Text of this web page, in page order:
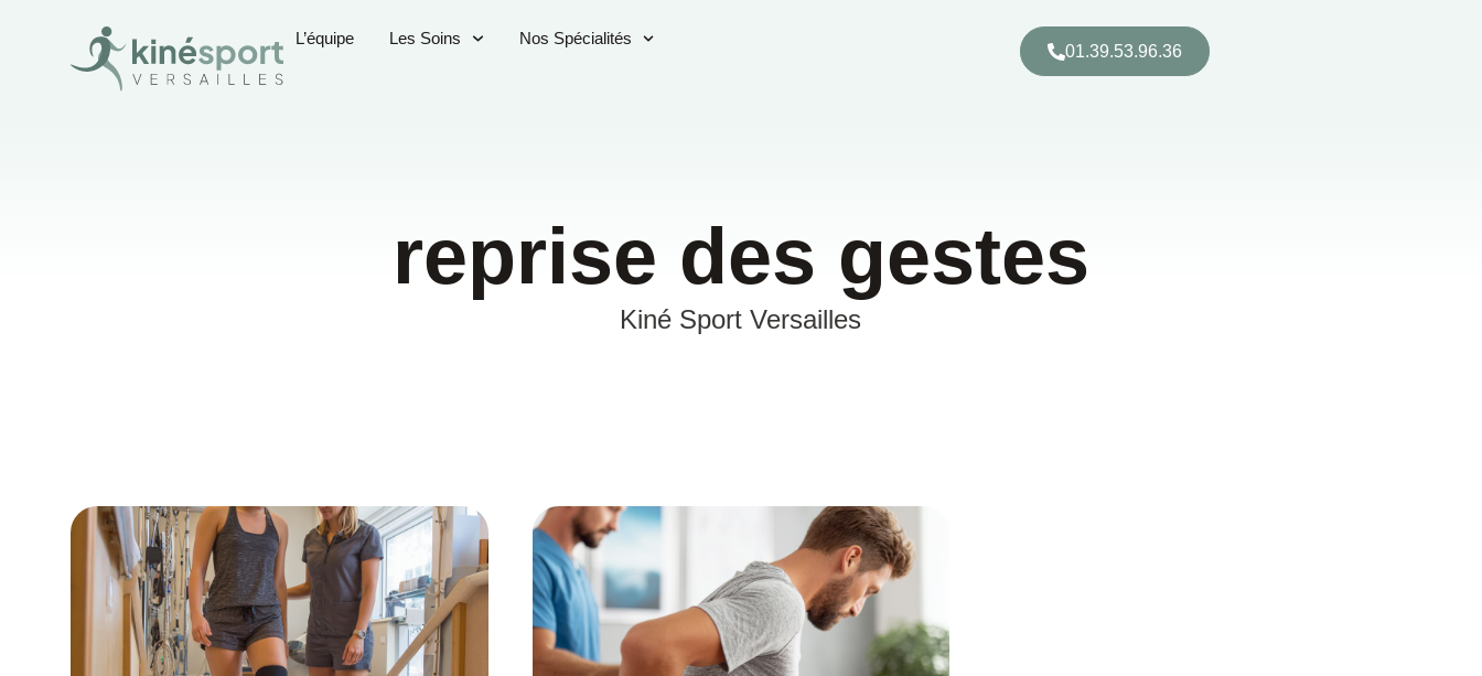
L’équipe Les Soins Nos Spécialités
01.39.53.96.36
reprise des gestes
Kiné Sport Versailles